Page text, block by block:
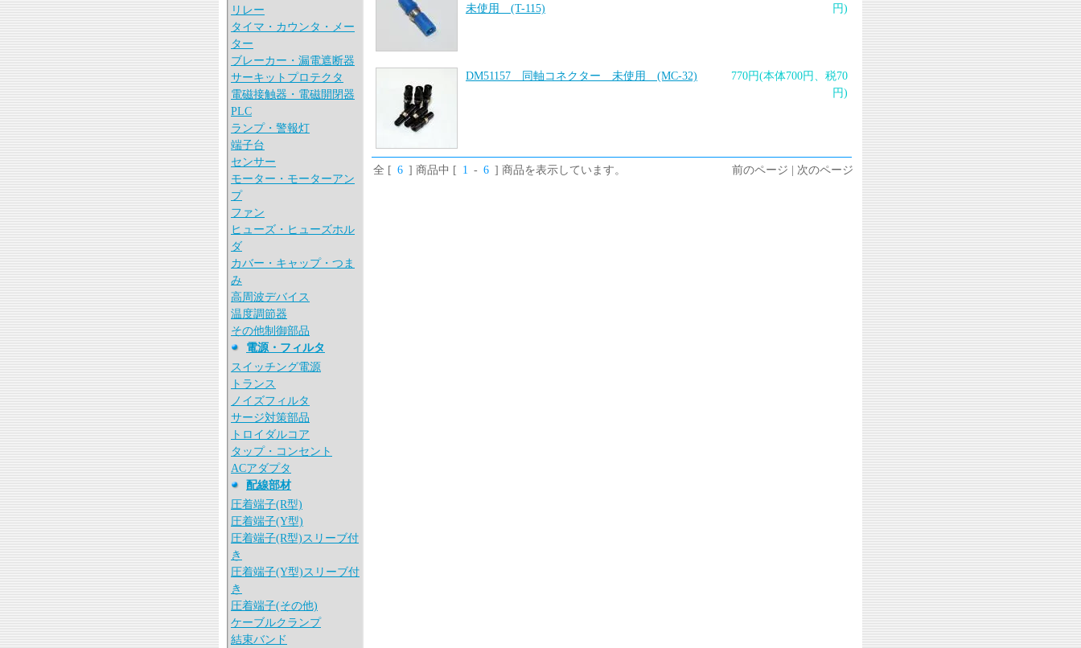
リレー
タイマ・カウンタ・メー
ター
ブレーカー・漏電遮断器
サーキットプロテクタ
電磁接触器・電磁開閉器
PLC
ランプ・警報灯
端子台
センサー
モーター・モーターアン
プ
ファン
ヒューズ・ヒューズホル
ダ
カバー・キャップ・つま
み
高周波デバイス
温度調節器
その他制御部品
電源・フィルタ
スイッチング電源
トランス
ノイズフィルタ
サージ対策部品
トロイダルコア
タップ・コンセント
ACアダプタ
配線部材
圧着端子(R型)
圧着端子(Y型)
圧着端子(R型)スリーブ付
き
圧着端子(Y型)スリーブ付
き
圧着端子(その他)
ケーブルクランプ
結束バンド
円)
未使用 (T-115)
770円(本体700円、税70
円)
DM51157 同軸コネクター 未使用 (MC-32)
全 [ 6 ] 商品中 [ 1 - 6 ] 商品を表示しています。 前のページ | 次のページ